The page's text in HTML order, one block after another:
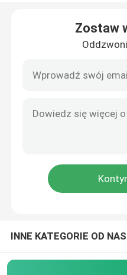
Produkty
Zostaw
INNE KATEGORIE OD NAS